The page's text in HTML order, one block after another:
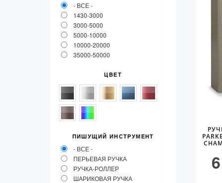
- ВСЕ -
1430-3000
3000-5000
5000-10000
10000-20000
35000-50000
ЦВЕТ
ПИШУЩИЙ ИНСТРУМЕНТ
- ВСЕ -
ПЕРЬЕВАЯ РУЧКА
РУЧКА-РОЛЛЕР
ШАРИКОВАЯ РУЧКА